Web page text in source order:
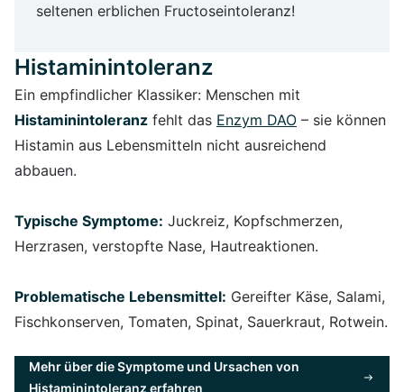
seltenen erblichen Fructoseintoleranz!
Histaminintoleranz
Ein empfindlicher Klassiker: Menschen mit
Histaminintoleranz fehlt das Enzym DAO – sie können
Histamin aus Lebensmitteln nicht ausreichend
abbauen.
Typische Symptome: Juckreiz, Kopfschmerzen,
Herzrasen, verstopfte Nase, Hautreaktionen.
Problematische Lebensmittel: Gereifter Käse, Salami,
Fischkonserven, Tomaten, Spinat, Sauerkraut, Rotwein.
Mehr über die Symptome und Ursachen von
Histaminintoleranz erfahren